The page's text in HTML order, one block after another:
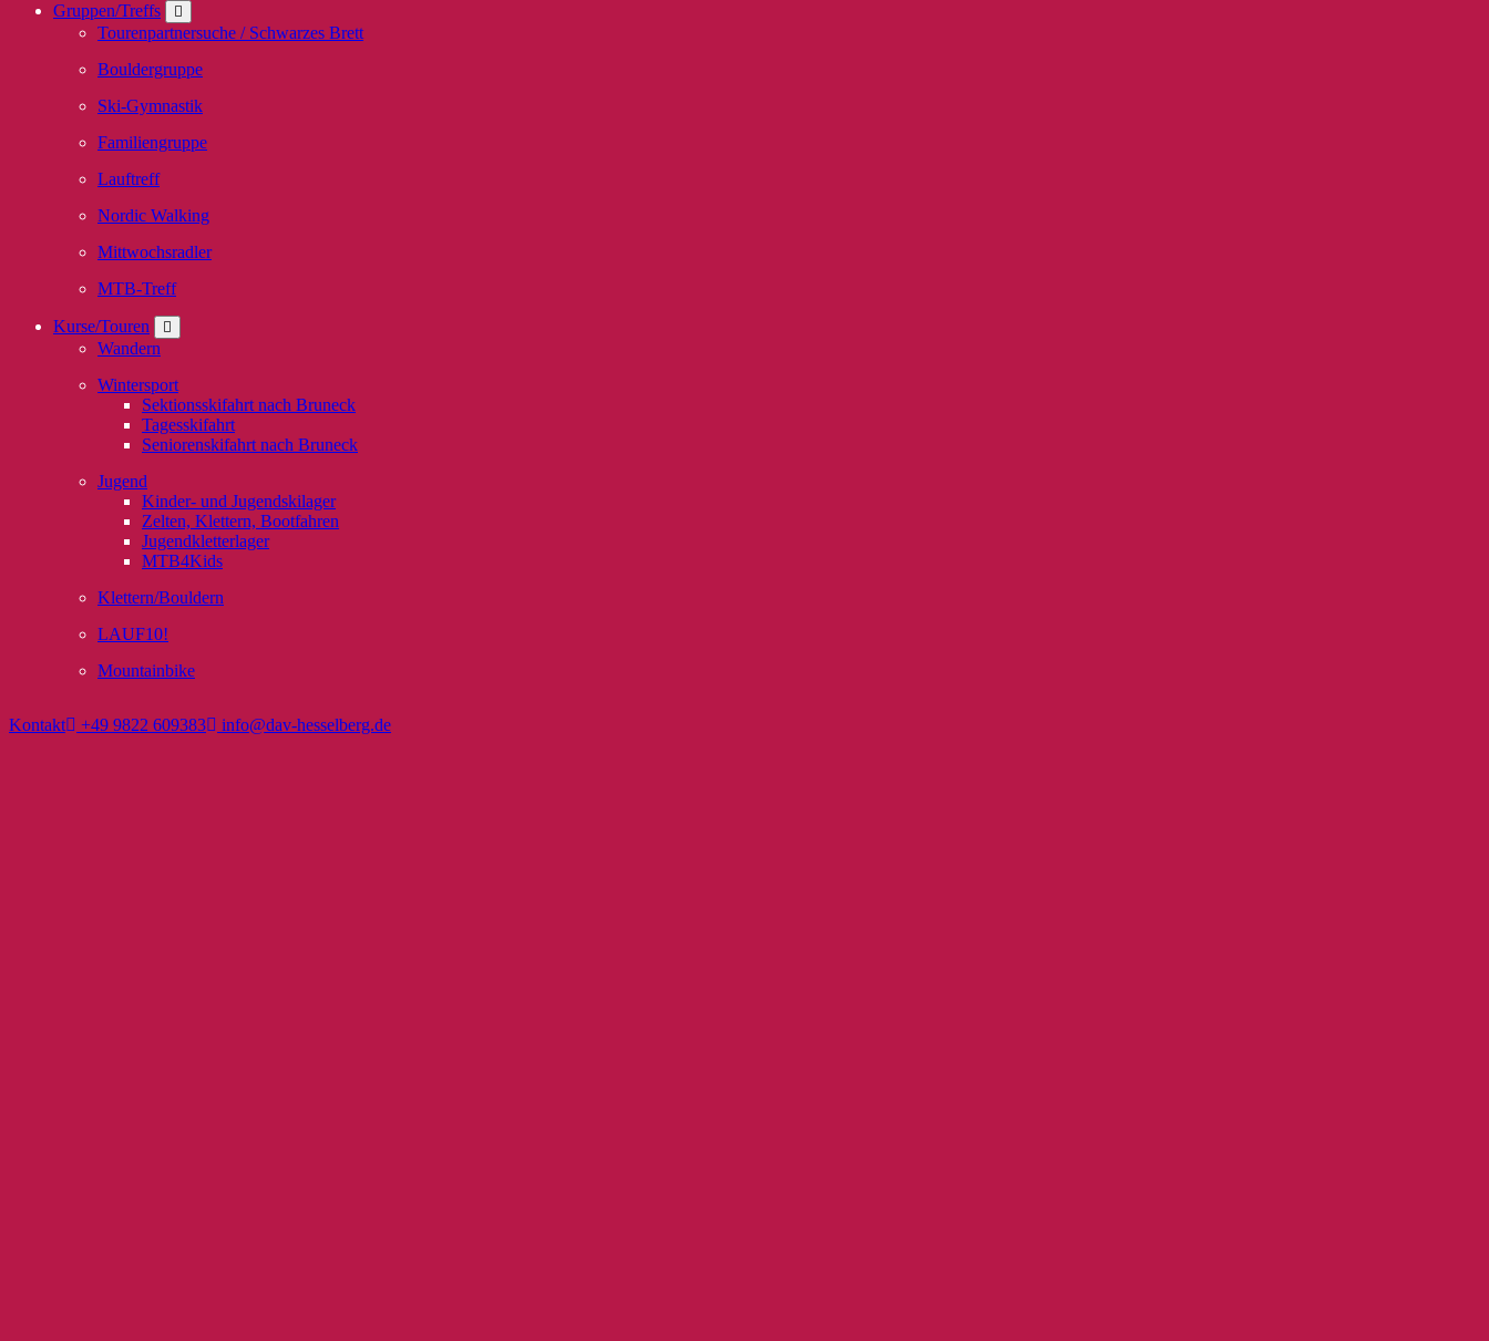
Gruppen/Treffs
Tourenpartnersuche / Schwarzes Brett
Bouldergruppe
Ski-Gymnastik
Familiengruppe
Lauftreff
Nordic Walking
Mittwochsradler
MTB-Treff
Kurse/Touren
Wandern
Wintersport
Sektionsskifahrt nach Bruneck
Tagesskifahrt
Seniorenskifahrt nach Bruneck
Jugend
Kinder- und Jugendskilager
Zelten, Klettern, Bootfahren
Jugendkletterlager
MTB4Kids
Klettern/Bouldern
LAUF10!
Mountainbike
Kontakt +49 9822 609383 info@dav-hesselberg.de